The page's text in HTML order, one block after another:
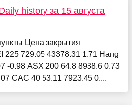
history за 15 августа
Цена закрытия
225 729.05 43378.31 1.71 Hang
-0.98 ASX 200 64.8 8938.6 0.73
CAC 40 53.11 7923.45 0....